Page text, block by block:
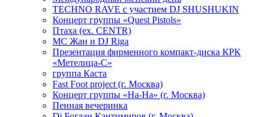
TECHNO RAVE с участием DJ SHUSHUKIN
Концерт группы «Quest Pistols»
Птаха (ex. CENTR)
МС Жан и DJ Riga
Презентация фирменного компакт-диска КРК
«Метелица-С»
группа Каста
Fast Foot project (г. Москва)
Концерт группы «На-На» (г. Москва)
Пенная вечеринка